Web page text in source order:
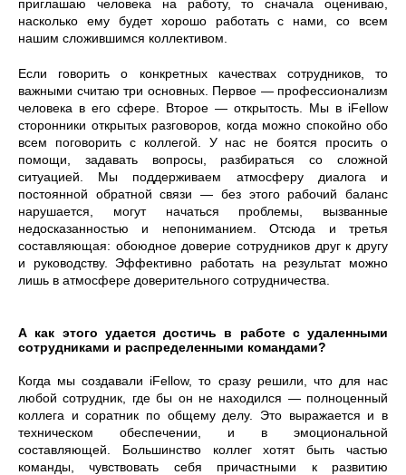
приглашаю человека на работу, то сначала оцениваю,
насколько ему будет хорошо работать с нами, со всем
нашим сложившимся коллективом.
Если говорить о конкретных качествах сотрудников, то
важными считаю три основных. Первое — профессионализм
человека в его сфере. Второе — открытость. Мы в iFellow
сторонники открытых разговоров, когда можно спокойно обо
всем поговорить с коллегой. У нас не боятся просить о
помощи, задавать вопросы, разбираться со сложной
ситуацией. Мы поддерживаем атмосферу диалога и
постоянной обратной связи — без этого рабочий баланс
нарушается, могут начаться проблемы, вызванные
недосказанностью и непониманием. Отсюда и третья
составляющая: обоюдное доверие сотрудников друг к другу
и руководству. Эффективно работать на результат можно
лишь в атмосфере доверительного сотрудничества.
А как этого удается достичь в работе с удаленными
сотрудниками и распределенными командами?
Когда мы создавали iFellow, то сразу решили, что для нас
любой сотрудник, где бы он не находился — полноценный
коллега и соратник по общему делу. Это выражается и в
техническом обеспечении, и в эмоциональной
составляющей. Большинство коллег хотят быть частью
команды, чувствовать себя причастными к развитию